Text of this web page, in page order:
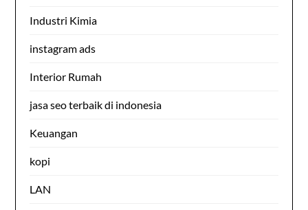
Industri Kimia
instagram ads
Interior Rumah
jasa seo terbaik di indonesia
Keuangan
kopi
LAN